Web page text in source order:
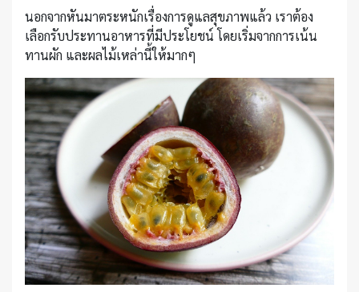
นอกจากหันมาตระหนักเรื่องการดูแลสุขภาพแล้ว เราต้อง
เลือกรับประทานอาหารที่มีประโยชน์ โดยเริ่มจากการเน้น
ทานผัก และผลไม้เหล่านี้ให้มากๆ